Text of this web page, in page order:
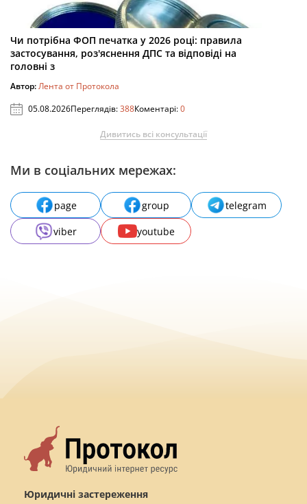
Чи потрібна ФОП печатка у 2026 році: правила
застосування, роз'яснення ДПС та відповіді на
головні з
Автор:Лента от Протокола
05.08.2026Переглядів:388Коментарі:0
Дивитись всі консультації
Ми в соціальних мережах:
page group
telegram
viber
youtube
Юридичні застереження